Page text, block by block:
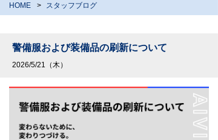
HOME スタッフブログ
警備服および装備品の刷新について
2026/5/21（木）